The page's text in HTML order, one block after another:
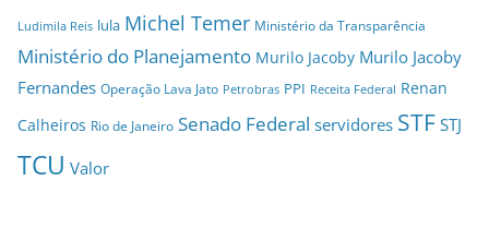
Ludimila Reis lula Michel Temer Ministério da Transparência
Ministério do Planejamento Murilo Jacoby Murilo Jacoby
Fernandes Operação Lava Jato Petrobras PPI Receita Federal Renan
Calheiros Rio de Janeiro Senado Federal servidores STF STJ
TCU Valor